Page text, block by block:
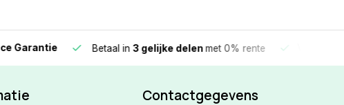
Betaal in3 gelijke delenmet 0% rente Vandaag
Contactgegevens